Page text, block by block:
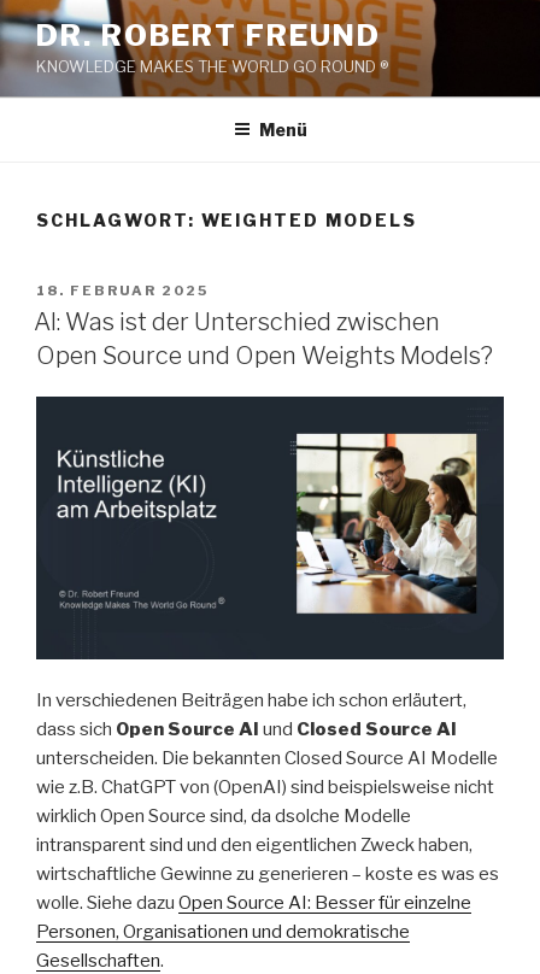
Zum
Inhalt
springen
DR. ROBERT FREUND
KNOWLEDGE MAKES THE WORLD GO ROUND ®
Menü
SCHLAGWORT: WEIGHTED MODELS
VERÖFFENTLICHT
AM
18. FEBRUAR 2025
AI: Was ist der Unterschied zwischen
Open Source und Open Weights Models?
In verschiedenen Beiträgen habe ich schon erläutert,
dass sich Open Source AI und Closed Source AI
unterscheiden. Die bekannten Closed Source AI Modelle
wie z.B. ChatGPT von (OpenAI) sind beispielsweise nicht
wirklich Open Source sind, da dsolche Modelle
intransparent sind und den eigentlichen Zweck haben,
wirtschaftliche Gewinne zu generieren – koste es was es
wolle. Siehe dazu Open Source AI: Besser für einzelne
Personen, Organisationen und demokratische
Gesellschaften.